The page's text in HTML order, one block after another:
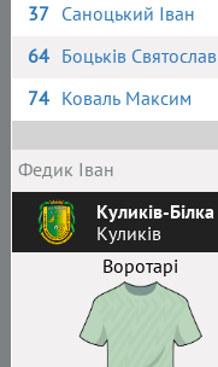
37 Саноцький Іван
64 Боцьків Святослав
74 Коваль Максим
Федик Іван
Куликів-Білка
Куликів
Воротарі